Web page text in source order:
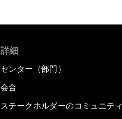
詳細
センター（部門）
会合
ステークホルダーのコミュニティ